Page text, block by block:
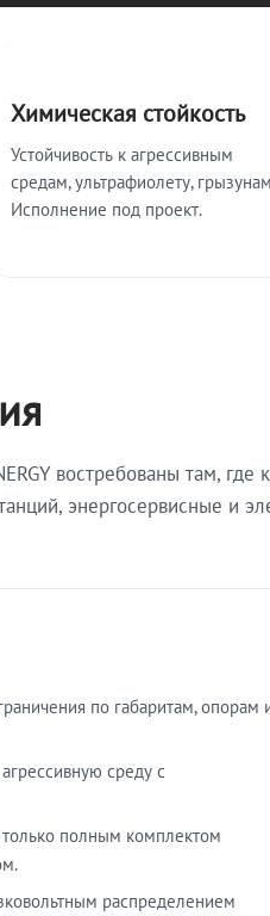
Химическая стойкость
Устойчивость к агрессивным
средам, ультрафиолету,
Исполнение под проект.
востребованы там,
энергосервисные и
по габаритам, опорам
среду с
полным комплектом
распределением